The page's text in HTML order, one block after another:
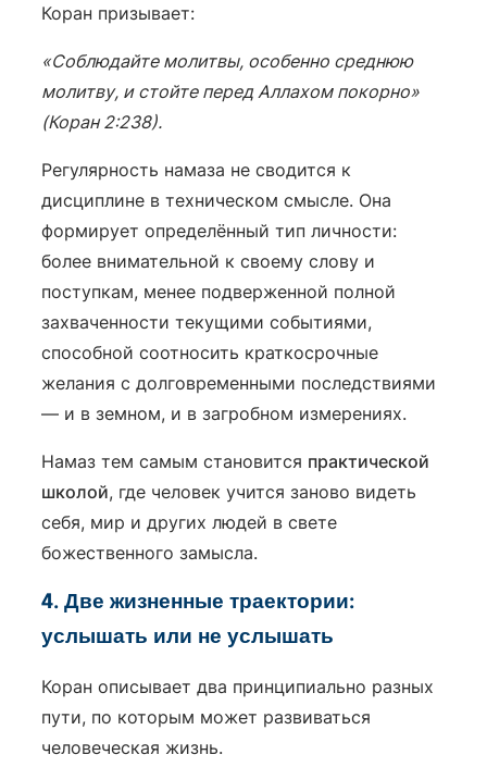
Коран призывает:
«Соблюдайте молитвы, особенно среднюю
молитву, и стойте перед Аллахом покорно»
(Коран 2:238).
Регулярность намаза не сводится к
дисциплине в техническом смысле. Она
формирует определённый тип личности:
более внимательной к своему слову и
поступкам, менее подверженной полной
захваченности текущими событиями,
способной соотносить краткосрочные
желания с долговременными последствиями
— и в земном, и в загробном измерениях.
Намаз тем самым становится практической
школой, где человек учится заново видеть
себя, мир и других людей в свете
божественного замысла.
4. Две жизненные траектории:
услышать или не услышать
Коран описывает два принципиально разных
пути, по которым может развиваться
человеческая жизнь.